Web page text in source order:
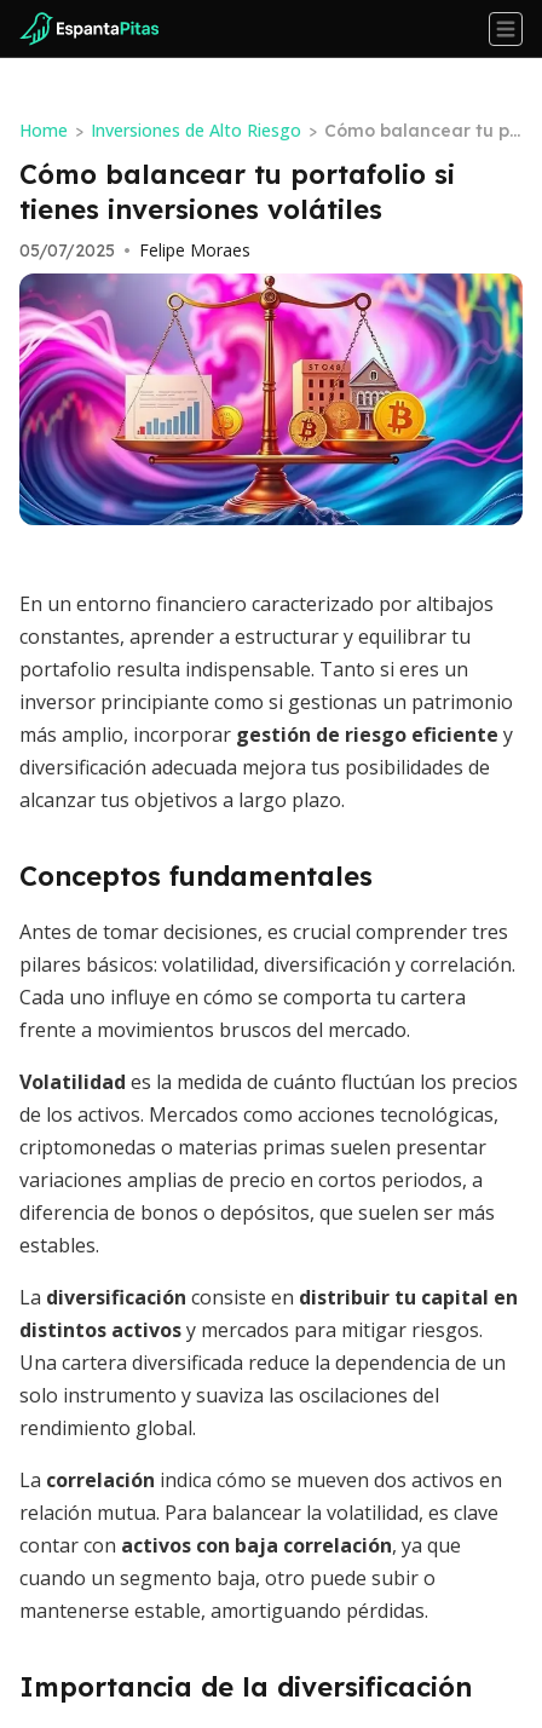
Home > Inversiones de Alto Riesgo > Cómo balancear tu po
rtafolio si tienes invers
iones volátiles
Cómo balancear tu portafolio si
tienes inversiones volátiles
05/07/2025 • Felipe Moraes
En un entorno financiero caracterizado por altibajos
constantes, aprender a estructurar y equilibrar tu
portafolio resulta indispensable. Tanto si eres un
inversor principiante como si gestionas un patrimonio
más amplio, incorporar gestión de riesgo eficiente y
diversificación adecuada mejora tus posibilidades de
alcanzar tus objetivos a largo plazo.
Conceptos fundamentales
Antes de tomar decisiones, es crucial comprender tres
pilares básicos: volatilidad, diversificación y correlación.
Cada uno influye en cómo se comporta tu cartera
frente a movimientos bruscos del mercado.
Volatilidad es la medida de cuánto fluctúan los precios
de los activos. Mercados como acciones tecnológicas,
criptomonedas o materias primas suelen presentar
variaciones amplias de precio en cortos periodos, a
diferencia de bonos o depósitos, que suelen ser más
estables.
La diversificación consiste en distribuir tu capital en
distintos activosy mercados para mitigar riesgos.
Una cartera diversificada reduce la dependencia de un
solo instrumento y suaviza las oscilaciones del
rendimiento global.
La correlación indica cómo se mueven dos activos en
relación mutua. Para balancear la volatilidad, es clave
contar con activos con baja correlación, ya que
cuando un segmento baja, otro puede subir o
mantenerse estable, amortiguando pérdidas.
Importancia de la diversificación